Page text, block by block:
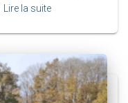
Lire la suite